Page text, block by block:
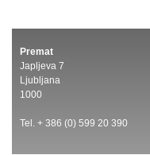
Premat
Japljeva 7
Ljubljana
1000
Tel. + 386 (0) 599 20 390